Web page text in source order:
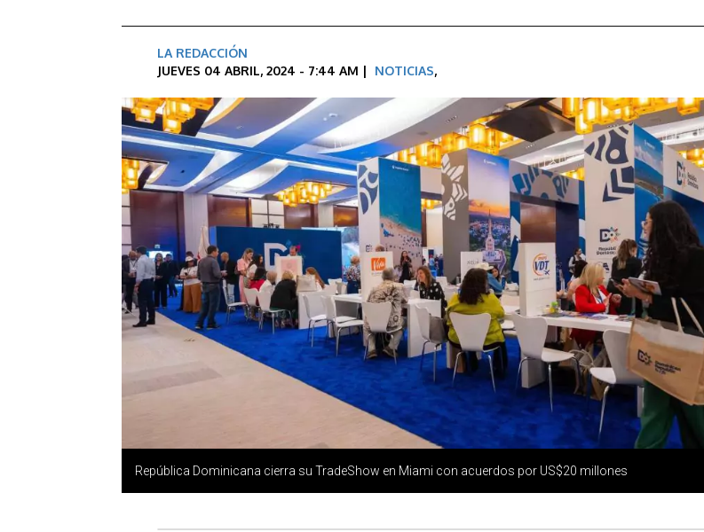
LA REDACCIÓN
JUEVES 04 ABRIL, 2024 - 7:44 AM | NOTICIAS,
República Dominicana cierra su TradeShow en Miami con acuerdos por US$20 millones